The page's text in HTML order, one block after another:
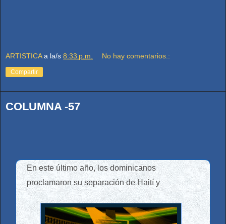
ARTISTICA a la/s 8:33 p.m. No hay comentarios.:
Compartir
COLUMNA -57
En este último año, los dominicanos
proclamaron su separación de Haití y